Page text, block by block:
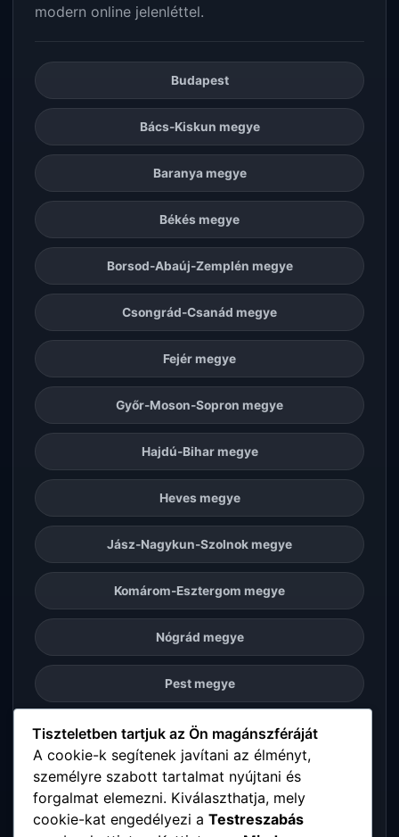
modern online jelenléttel.
Budapest
Bács-Kiskun megye
Baranya megye
Békés megye
Borsod-Abaúj-Zemplén megye
Csongrád-Csanád megye
Fejér megye
Győr-Moson-Sopron megye
Hajdú-Bihar megye
Heves megye
Jász-Nagykun-Szolnok megye
Komárom-Esztergom megye
Nógrád megye
Pest megye
Somogy megye
Szabolcs-Szatmár-Bereg megye
Tolna megye
Tiszteletben tartjuk az Ön magánszféráját
A cookie-k segítenek javítani az élményt,
személyre szabott tartalmat nyújtani és
forgalmat elemezni. Kiválaszthatja, mely
cookie-kat engedélyezi a Testreszabás